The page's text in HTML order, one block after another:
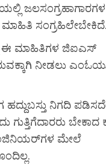
ಜಲಸಂಗ್ರಹಾಗಾರಗಳ
ಸಂಗ್ರಹಿಲೇಬೇಕಿದೆ.
ಈ ಮಾಹಿತಿಗಳ ಜಿಐಎಸ್
ನೀಡಲು
ಹದ್ದುಬಸ್ತು ನಿಗದಿ
ಬೇಕಾದ
ಮೇಲೆ